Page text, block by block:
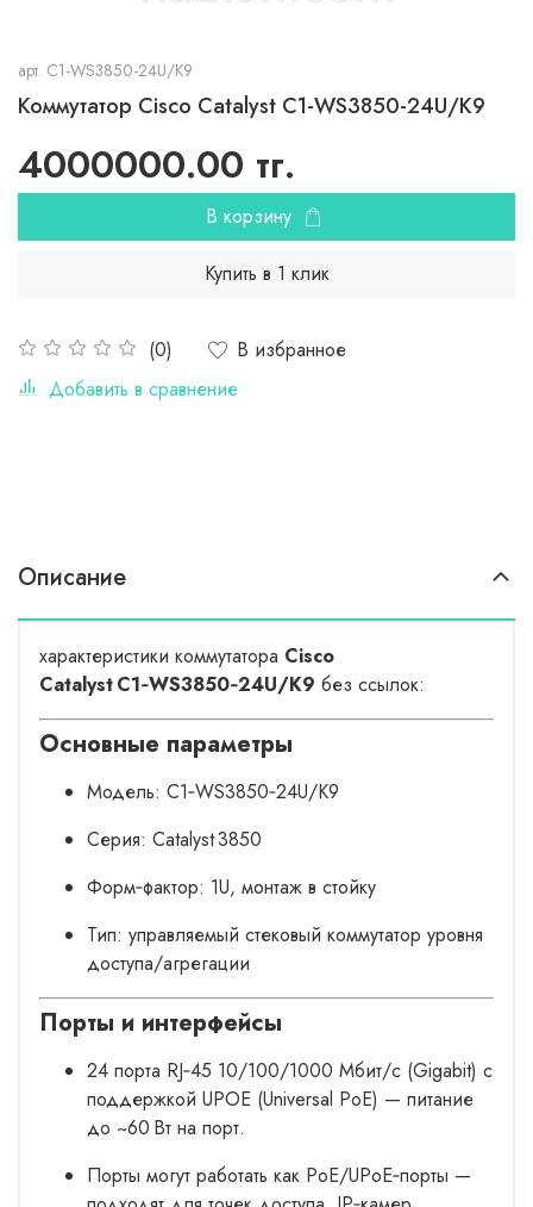
арт. C1-WS3850-24U/K9
Коммутатор Cisco Catalyst C1-WS3850-24U/K9
(0)
В избранное
Добавить в сравнение
4000000.00 тг.
В корзину
Купить в 1 клик
Описание
характеристики коммутатора Cisco
Catalyst C1‑WS3850‑24U/K9 без ссылок:
Основные параметры
Модель: C1‑WS3850‑24U/K9
Серия: Catalyst 3850
Форм‑фактор: 1U, монтаж в стойку
Тип: управляемый стековый коммутатор уровня
доступа/агрегации
Порты и интерфейсы
24 порта RJ‑45 10/100/1000 Мбит/с (Gigabit) с
поддержкой UPOE (Universal PoE) — питание
до ~60 Вт на порт.
Порты могут работать как PoE/UPoE‑порты —